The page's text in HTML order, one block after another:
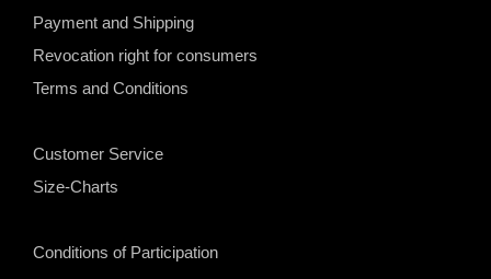
Payment and Shipping
Revocation right for consumers
Terms and Conditions
Customer Service
Size-Charts
Conditions of Participation